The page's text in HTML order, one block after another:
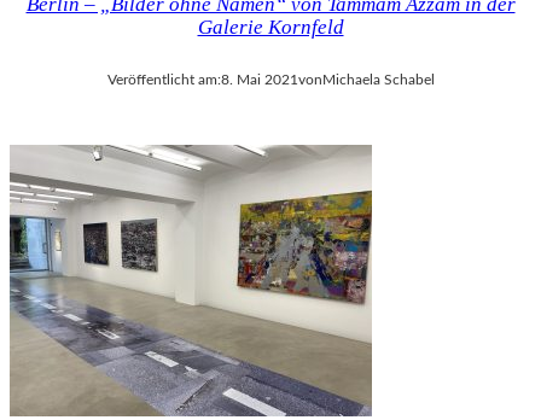
I
N
R
G
S
H
I
C
H
T
E
D
R
A
Galerie Kornfeld
Veröffentlicht am:8. Mai 2021vonMichaela Schabel